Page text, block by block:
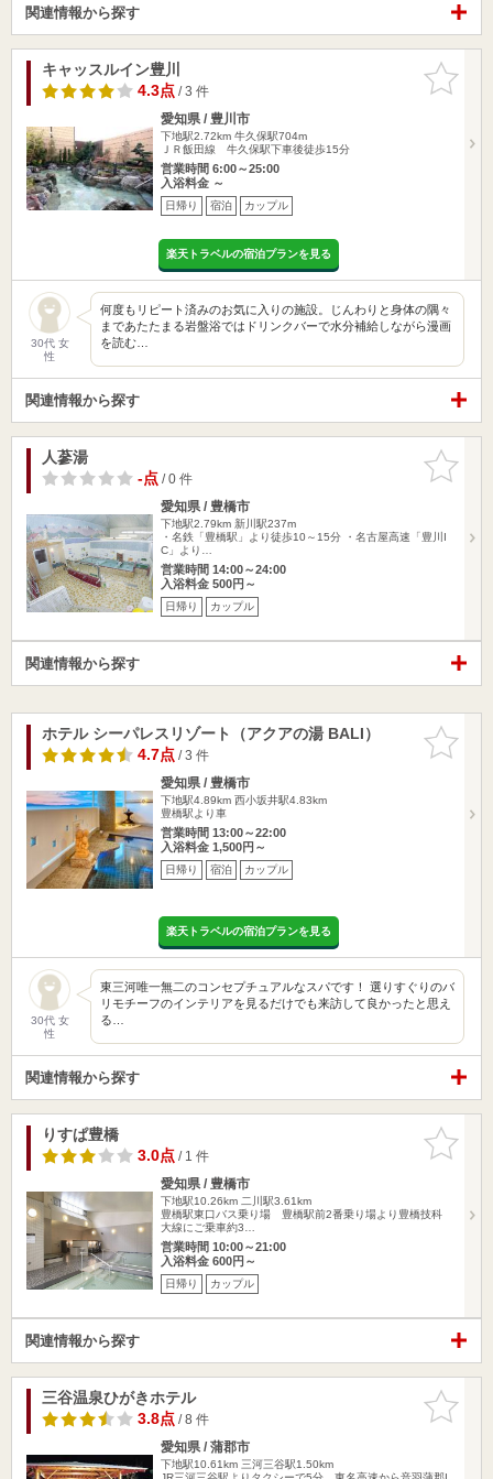
関連情報から探す
お気に入
りに追加
キャッスルイン豊川
4.3点/ 3 件
愛知県 / 豊川市
下地駅2.72km 牛久保駅704m
ＪＲ飯田線 牛久保駅下車後徒歩15分
営業時間 6:00～25:00
入浴料金 ～
日帰り 宿泊 カップル
楽天トラベルの宿泊プランを見る
30代 女
性
何度もリピート済みのお気に入りの施設。じんわりと身体の隅々
まであたたまる岩盤浴ではドリンクバーで水分補給しながら漫画
を読む…
関連情報から探す
お気に入
りに追加
人蔘湯
-点/ 0 件
愛知県 / 豊橋市
下地駅2.79km 新川駅237m
・名鉄「豊橋駅」より徒歩10～15分 ・名古屋高速「豊川I
C」より…
営業時間 14:00～24:00
入浴料金 500円～
日帰り カップル
関連情報から探す
お気に入
りに追加
ホテル シーパレスリゾート（アクアの湯 BALI）
4.7点/ 3 件
愛知県 / 豊橋市
下地駅4.89km 西小坂井駅4.83km
豊橋駅より車
営業時間 13:00～22:00
入浴料金 1,500円～
日帰り 宿泊 カップル
楽天トラベルの宿泊プランを見る
30代 女
性
東三河唯一無二のコンセプチュアルなスパです！ 選りすぐりのバ
リモチーフのインテリアを見るだけでも来訪して良かったと思え
る…
関連情報から探す
お気に入
りに追加
りすぱ豊橋
3.0点/ 1 件
愛知県 / 豊橋市
下地駅10.26km 二川駅3.61km
豊橋駅東口バス乗り場 豊橋駅前2番乗り場より豊橋技科
大線にご乗車約3…
営業時間 10:00～21:00
入浴料金 600円～
日帰り カップル
関連情報から探す
お気に入
りに追加
三谷温泉ひがきホテル
3.8点/ 8 件
愛知県 / 蒲郡市
下地駅10.61km 三河三谷駅1.50km